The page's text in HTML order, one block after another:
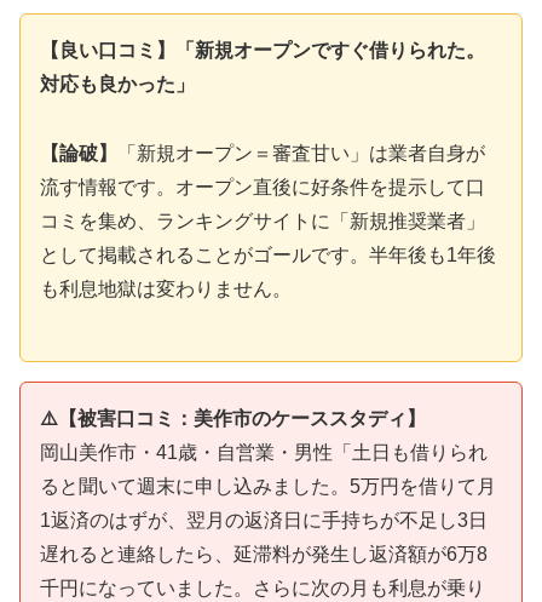
【良い口コミ】「新規オープンですぐ借りられた。
対応も良かった」
【論破】
「新規オープン＝審査甘い」は業者自身が
流す情報です。オープン直後に好条件を提示して口
コミを集め、ランキングサイトに「新規推奨業者」
として掲載されることがゴールです。半年後も1年後
も利息地獄は変わりません。
⚠️【被害口コミ：美作市のケーススタディ】
岡山美作市・41歳・自営業・男性「土日も借りられ
ると聞いて週末に申し込みました。5万円を借りて月
1返済のはずが、翌月の返済日に手持ちが不足し3日
遅れると連絡したら、延滞料が発生し返済額が6万8
千円になっていました。さらに次の月も利息が乗り